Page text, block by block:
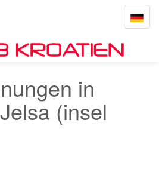
Toggle
in
(insel